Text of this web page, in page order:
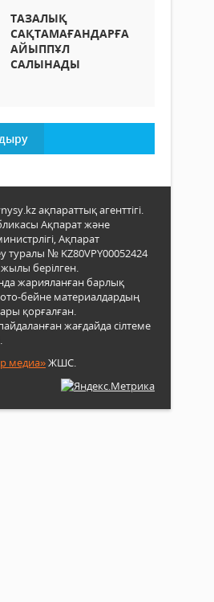
ТАЗАЛЫҚ
САҚТАМАҒАНДАРҒА
АЙЫППҰЛ
САЛЫНАДЫ
ақпараттық агенттігі.
Ақпарат және
Ақпарат
туралы № KZ80VPY00052424
жылы берілген.
жарияланған барлық
бейне материалдардың
қорғалған.
жағдайда сілтеме
медиа»ЖШС.